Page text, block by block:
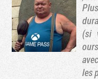
(si
les